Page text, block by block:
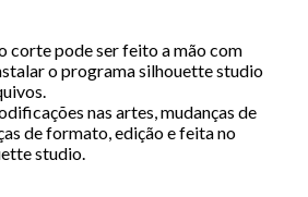
corte pode ser feito a mão com
o programa silhouette studio
nas artes, mudanças de
de formato, edição e feita no
studio.